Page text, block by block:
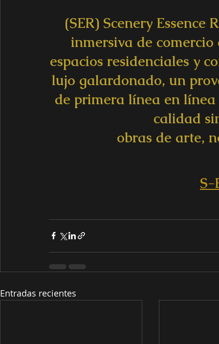
(SER) Scenery
inmersiva de
espacios residenciales y
lujo galardonado, un
de primera línea en
calidad
obras de arte,
S-
Entradas recientes